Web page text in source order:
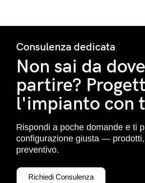
Consulenza dedicata
Non sai da dove
partire?
l'impianto con
Rispondi a poche domande e ti
configurazione giusta —
preventivo.
Richiedi Consulenza